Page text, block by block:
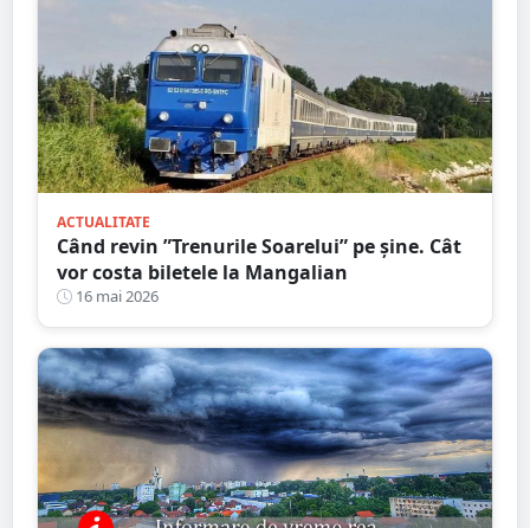
ACTUALITATE
Când revin ”Trenurile Soarelui” pe şine. Cât
vor costa biletele la Mangalian
16 mai 2026